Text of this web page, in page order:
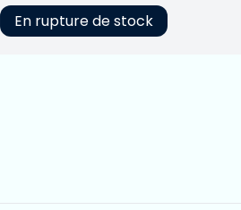
En rupture de stock